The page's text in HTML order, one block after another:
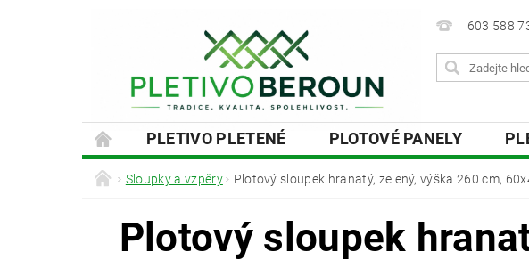
603 588
PLETIVO PLETENÉ PLOTOVÉ PANELY
SLOUPKY A VZPĚRY
PODHRABOVÉ DESKY
Sloupky a vzpěry Plotový sloupek hranatý, zelený, výška 260 cm,
Plotový sloupek